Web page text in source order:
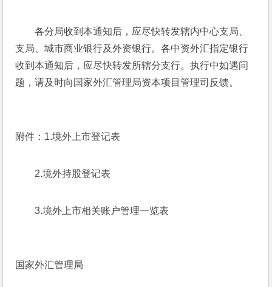
各分局收到本通知后，应尽快转发辖内中心支局、
支局、城市商业银行及外资银行。各中资外汇指定银行
收到本通知后，应尽快转发所辖分支行。执行中如遇问
题，请及时向国家外汇管理局资本项目管理司反馈。
附件：1.境外上市登记表
2.境外持股登记表
3.境外上市相关账户管理一览表
国家外汇管理局